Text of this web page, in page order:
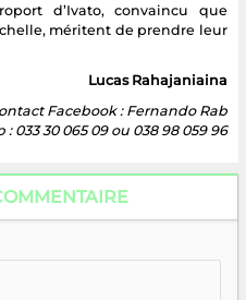
d’Ivato, convaincu que
méritent de prendre leur
Lucas Rahajaniaina
Facebook : Fernando Rab
033 30 065 09 ou 038 98 059 96